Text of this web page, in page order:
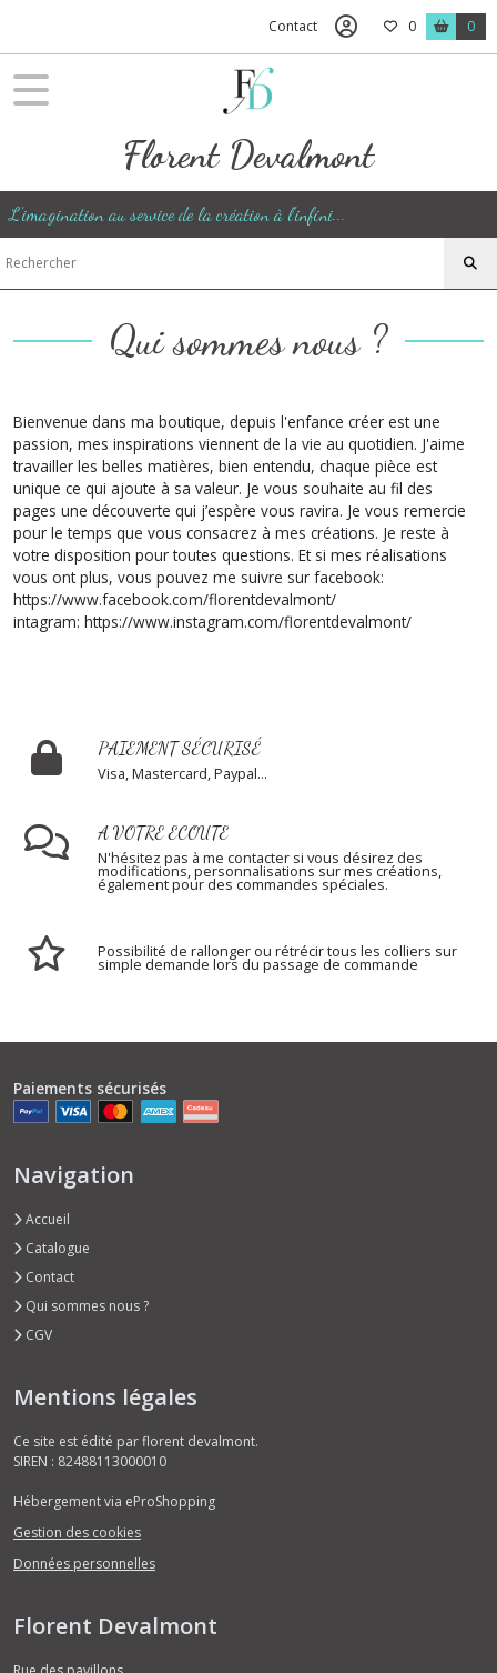
Contact 0 0
Florent Devalmont
L'imagination au service de la création à l'infini...
Qui sommes nous ?
Bienvenue dans ma boutique, depuis l'enfance créer est une
passion, mes inspirations viennent de la vie au quotidien. J'aime
travailler les belles matières, bien entendu, chaque pièce est
unique ce qui ajoute à sa valeur. Je vous souhaite au fil des
pages une découverte qui j’espère vous ravira. Je vous remercie
pour le temps que vous consacrez à mes créations. Je reste à
votre disposition pour toutes questions. Et si mes réalisations
vous ont plus, vous pouvez me suivre sur facebook:
https://www.facebook.com/florentdevalmont/
intagram: https://www.instagram.com/florentdevalmont/
PAIEMENT SÉCURISÉ
Visa, Mastercard, Paypal...
A VOTRE ECOUTE
N'hésitez pas à me contacter si vous désirez des
modifications, personnalisations sur mes créations,
également pour des commandes spéciales.
Possibilité de rallonger ou rétrécir tous les colliers sur
simple demande lors du passage de commande
Paiements sécurisés
Navigation
Accueil
Catalogue
Contact
Qui sommes nous ?
CGV
Mentions légales
Ce site est édité par florent devalmont.
SIREN : 82488113000010
Hébergement via eProShopping
Gestion des cookies
Données personnelles
Florent Devalmont